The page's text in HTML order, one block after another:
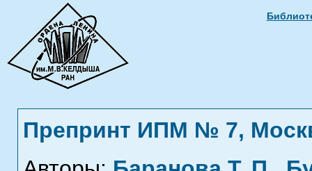
Препринт ИПМ № 7,